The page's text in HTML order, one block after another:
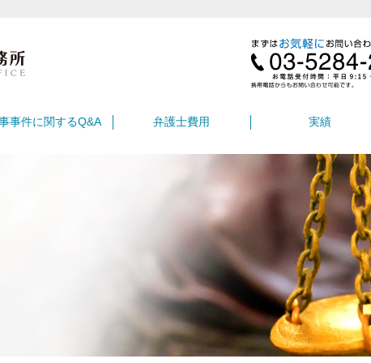
事件に関するQ&A 弁護士費用 実績